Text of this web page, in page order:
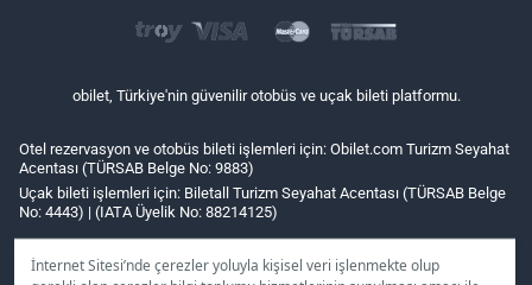
İnternet Sitesi’nde çerezler yoluyla kişisel veri işlenmekte olup
obilet, Türkiye'nin güvenilir otobüs ve uçak bileti platformu.
Otel rezervasyon ve otobüs bileti işlemleri için: Obilet.com Turizm Seyahat
Acentası (TÜRSAB Belge No: 9883)
Uçak bileti işlemleri için: Biletall Turizm Seyahat Acentası (TÜRSAB Belge
No: 4443) | (IATA Üyelik No: 88214125)